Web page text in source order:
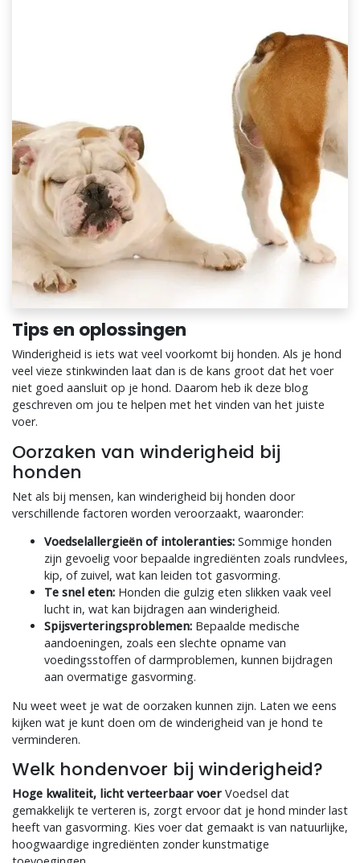
Tips en oplossingen
Winderigheid is iets wat veel voorkomt bij honden. Als je hond
veel vieze stinkwinden laat dan is de kans groot dat het voer
niet goed aansluit op je hond. Daarom heb ik deze blog
geschreven om jou te helpen met het vinden van het juiste
voer.
Oorzaken van winderigheid bij
honden
Net als bij mensen, kan winderigheid bij honden door
verschillende factoren worden veroorzaakt, waaronder:
Voedselallergieën of intoleranties: Sommige honden
zijn gevoelig voor bepaalde ingrediënten zoals rundvlees,
kip, of zuivel, wat kan leiden tot gasvorming.
Te snel eten: Honden die gulzig eten slikken vaak veel
lucht in, wat kan bijdragen aan winderigheid.
Spijsverteringsproblemen: Bepaalde medische
aandoeningen, zoals een slechte opname van
voedingsstoffen of darmproblemen, kunnen bijdragen
aan overmatige gasvorming.
Nu weet weet je wat de oorzaken kunnen zijn. Laten we eens
kijken wat je kunt doen om de winderigheid van je hond te
verminderen.
Welk hondenvoer bij winderigheid?
Hoge kwaliteit, licht verteerbaar voer Voedsel dat
gemakkelijk te verteren is, zorgt ervoor dat je hond minder last
heeft van gasvorming. Kies voer dat gemaakt is van natuurlijke,
hoogwaardige ingrediënten zonder kunstmatige